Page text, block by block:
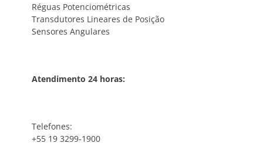
Réguas Potenciométricas
Transdutores Lineares de Posição
Sensores Angulares
Atendimento 24 horas:
Telefones:
+55 19 3299-1900